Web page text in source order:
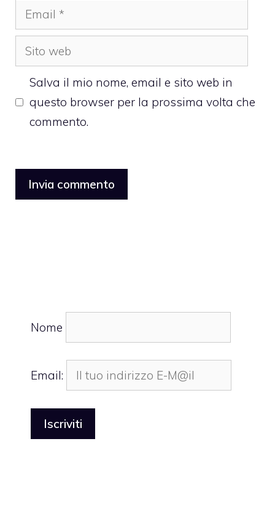
Email
Sito
web
Salva il mio nome, email e sito web in
questo browser per la prossima volta che
commento.
Nome
Email: